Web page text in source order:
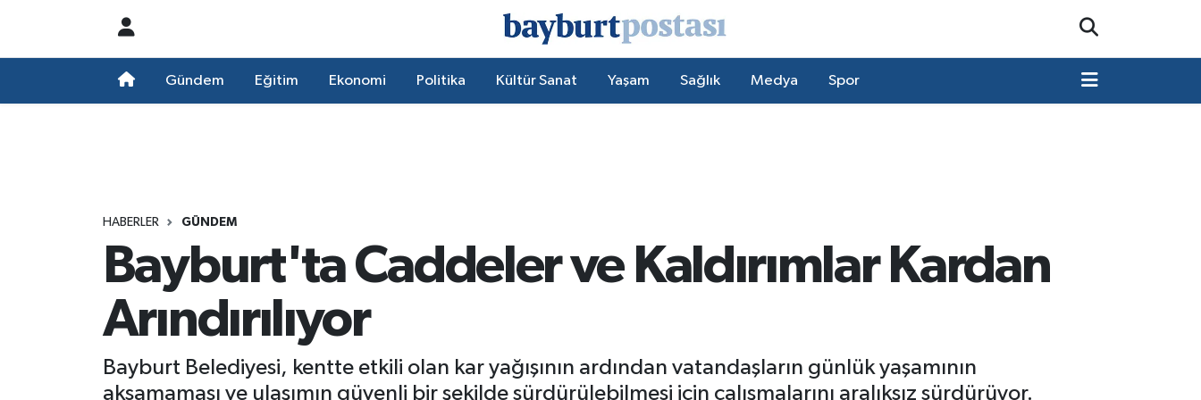
Gündem Eğitim Ekonomi Politika Kültür Sanat Yaşam Sağlık Medya Spor
HABERLER GÜNDEM
Bayburt'ta Caddeler ve Kaldırımlar Kardan
Arındırılıyor
Bayburt Belediyesi, kentte etkili olan kar yağışının ardından vatandaşların günlük yaşamının
aksamaması ve ulaşımın güvenli bir şekilde sürdürülebilmesi için çalışmalarını aralıksız sürdürüyor.
Süper Lig Puan Durumu ve Fikstür
Son Dakika Haberleri
Haber Arşivi